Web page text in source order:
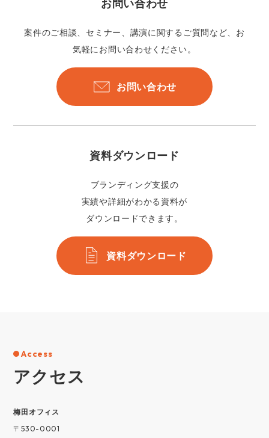
お問い合わせ
案件のご相談、セミナー、講演に関するご質問など、お
気軽にお問い合わせください。
お問い合わせ
資料ダウンロード
ブランディング支援の
実績や詳細がわかる資料が
ダウンロードできます。
資料ダウンロード
Access
アクセス
梅⽥オフィス
〒530-0001